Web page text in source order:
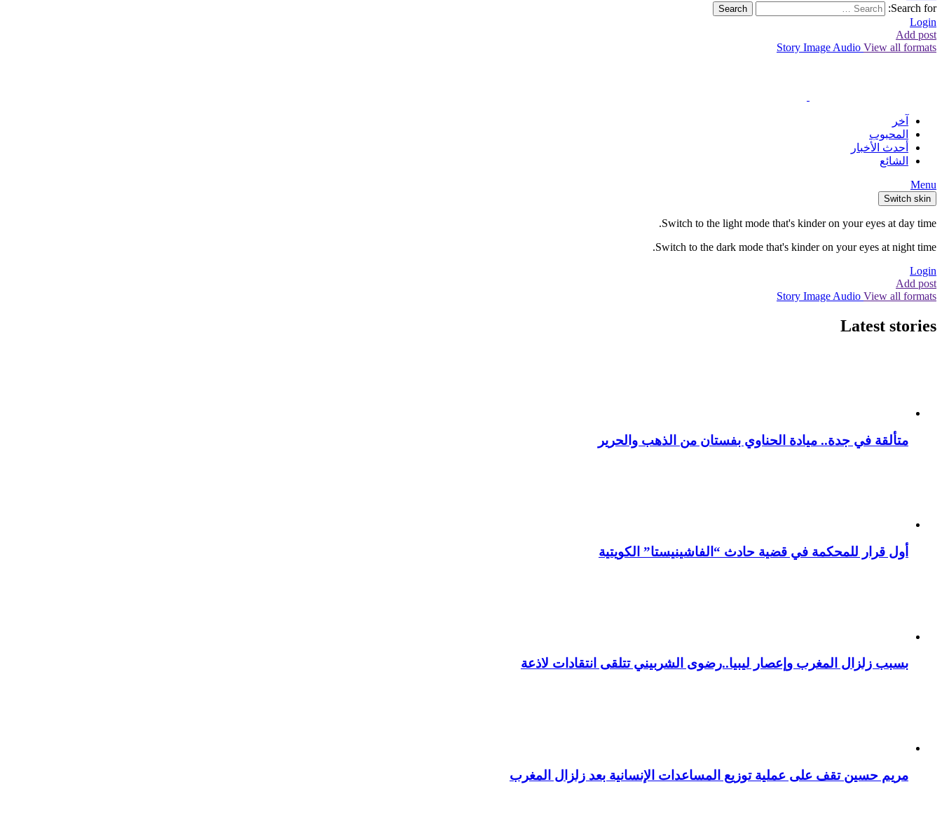
Search for:
Search
Login
Add post
Story Image Audio View all formats
آخر
المحبوب
أحدث الأخبار
الشائع
Menu
Switch skin
Switch to the light mode that's kinder on your eyes at day time.
Switch to the dark mode that's kinder on your eyes at night time.
Login
Add post
Story Image Audio View all formats
Latest stories
متألقة في جدة.. ميادة الحناوي بفستان من الذهب والحرير
أول قرار للمحكمة في قضية حادث “الفاشينيستا” الكويتية
بسبب زلزال المغرب وإعصار ليبيا..رضوى الشربيني تتلقى انتقادات لاذعة
مريم حسين تقف على عملية توزيع المساعدات الإنسانية بعد زلزال المغرب